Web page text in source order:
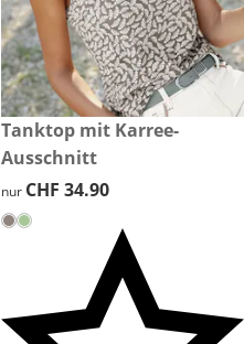
CHF 34.90
Tanktop mit Karree-
Ausschnitt
CHF 34.90
nur CHF 34.90